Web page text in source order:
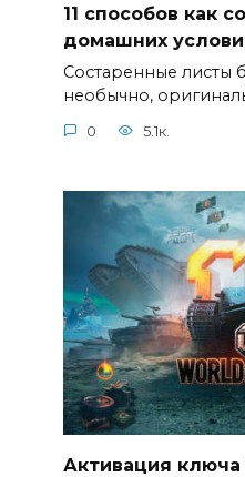
11 способов как
домашних
Состаренные листы
необычно,
0 5.1к.
Активация ключа